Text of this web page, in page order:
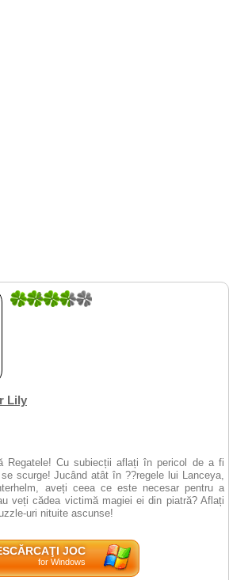
1
Lily
Regatele! Cu subiecții aflați în pericol de a fi
scurge! Jucând atât în ??regele lui Lanceya,
aveți ceea ce este necesar pentru a
veți cădea victimă magiei ei din piatră? Aflați
uri nituite ascunse!
JOC
for Windows